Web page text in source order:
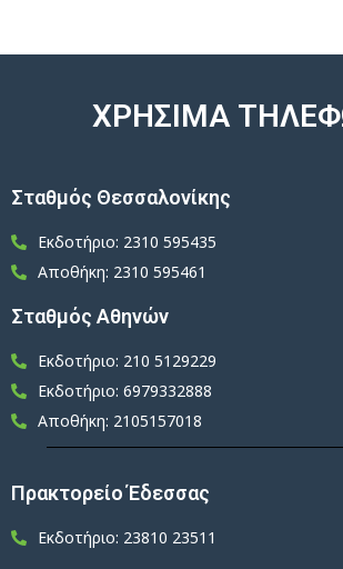
ΧΡΗΣΙΜΑ
Σταθμός Θεσσαλονίκης
Εκδοτήριο: 2310 595435
Αποθήκη: 2310 595461
Σταθμός Αθηνών
Εκδοτήριο: 210 5129229
Εκδοτήριο: 6979332888
Αποθήκη: 2105157018
Πρακτορείο Έδεσσας
Εκδοτήριο: 23810 23511